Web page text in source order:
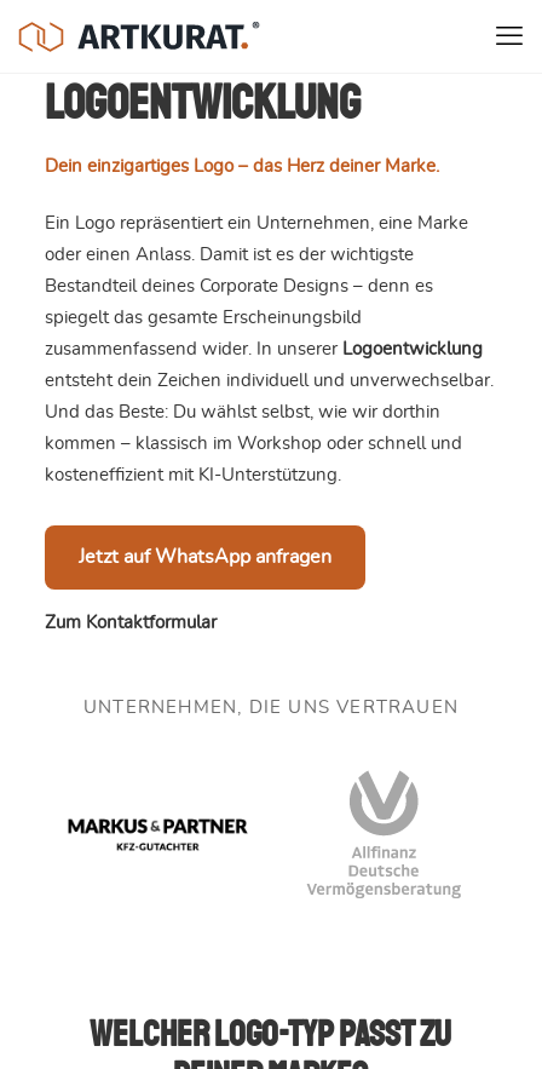
Logoentwicklung
Dein einzigartiges Logo – das Herz deiner Marke.
Ein Logo repräsentiert ein Unternehmen, eine Marke
oder einen Anlass. Damit ist es der wichtigste
Bestandteil deines Corporate Designs – denn es
spiegelt das gesamte Erscheinungsbild
zusammenfassend wider. In unserer Logoentwicklung
entsteht dein Zeichen individuell und unverwechselbar.
Und das Beste: Du wählst selbst, wie wir dorthin
kommen – klassisch im Workshop oder schnell und
kosteneffizient mit KI-Unterstützung.
Jetzt auf WhatsApp anfragen
Zum Kontaktformular
UNTERNEHMEN, DIE UNS VERTRAUEN
Welcher Logo-Typ passt zu